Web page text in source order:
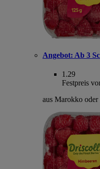
Angebot: Ab 3
1.29
Festpreis
aus Marokko